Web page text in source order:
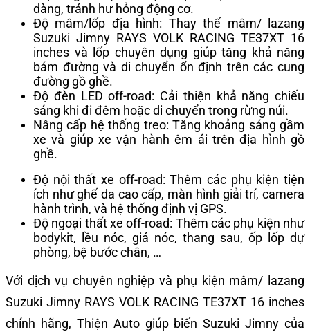
dàng, tránh hư hỏng động cơ.
Độ mâm/lốp địa hình: Thay thế mâm/ lazang
Suzuki Jimny RAYS VOLK RACING TE37XT 16
inches và lốp chuyên dụng giúp tăng khả năng
bám đường và di chuyển ổn định trên các cung
đường gồ ghề.
Độ đèn LED off-road: Cải thiện khả năng chiếu
sáng khi đi đêm hoặc di chuyển trong rừng núi.
Nâng cấp hệ thống treo: Tăng khoảng sáng gầm
xe và giúp xe vận hành êm ái trên địa hình gồ
ghề.
Độ nội thất xe off-road: Thêm các phụ kiện tiện
ích như ghế da cao cấp, màn hình giải trí, camera
hành trình, và hệ thống định vị GPS.
Độ ngoại thất xe off-road: Thêm các phụ kiện như
bodykit, lều nóc, giá nóc, thang sau, ốp lốp dự
phòng, bệ bước chân, …
Với dịch vụ chuyên nghiệp và phụ kiện mâm/ lazang
Suzuki Jimny RAYS VOLK RACING TE37XT 16 inches
chính hãng, Thiện Auto giúp biến Suzuki Jimny của